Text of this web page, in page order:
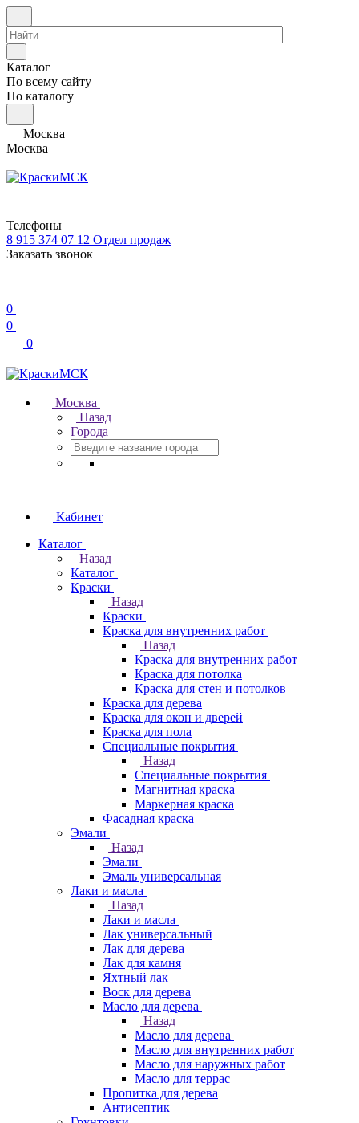
Каталог
По всему сайту
По каталогу
Москва
Москва
Телефоны
8 915 374 07 12 Отдел продаж
Заказать звонок
0
0
0
Москва
Назад
Города
Кабинет
Каталог
Назад
Каталог
Краски
Назад
Краски
Краска для внутренних работ
Назад
Краска для внутренних работ
Краска для потолка
Краска для стен и потолков
Краска для дерева
Краска для окон и дверей
Краска для пола
Специальные покрытия
Назад
Специальные покрытия
Магнитная краска
Маркерная краска
Фасадная краска
Эмали
Назад
Эмали
Эмаль универсальная
Лаки и масла
Назад
Лаки и масла
Лак универсальный
Лак для дерева
Лак для камня
Яхтный лак
Воск для дерева
Масло для дерева
Назад
Масло для дерева
Масло для внутренних работ
Масло для наружных работ
Масло для террас
Пропитка для дерева
Антисептик